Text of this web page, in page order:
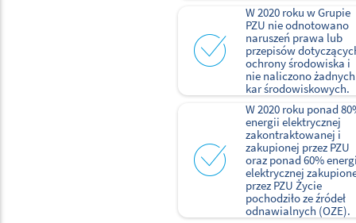
W 2020 roku w Grupie
PZU nie odnotowano
naruszeń prawa lub
przepisów
ochrony środowiska i
nie naliczono żadnych
kar środowiskowych.
W 2020 roku ponad
energii elektrycznej
zakontraktowanej i
zakupionej przez PZU
oraz ponad 60%
elektrycznej
przez PZU Życie
pochodziło ze źródeł
odnawialnych (OZE).